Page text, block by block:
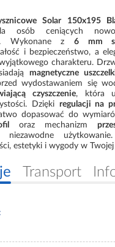
Solar 150x195
osób ceniących
Wykonane z 6 mm
i bezpieczeństwo, a
charakteru.
magnetyczne
wydostawaniem się
czyszczenie, która
Dzięki regulacji na
dopasować do
oraz mechanizm
niezawodne
estetyki i wygody w Twojej
Transport